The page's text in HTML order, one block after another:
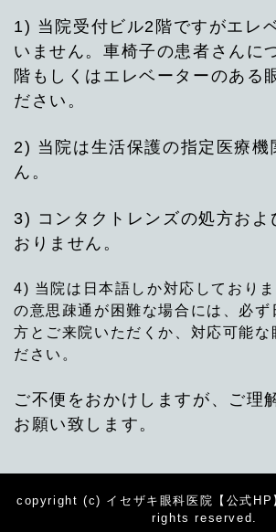
1) 当院受付ビル2階ですがエレ
いません。車椅子の患者さんに
階もしくはエレベーターのある
ださい。
2) 当院は生活保護の指定医療機
ん。
3) コンタクトレンズの処方およ
おりません。
4) 当院は日本語しか対応しており
の意思疎通が困難な場合には、必ず
方とご来院いただくか、対応可能な
ださい。
ご不便をおかけしますが、ご理
お願い致します。
copyright (c) イセザキ眼科医院【公式HP
rights reserved.